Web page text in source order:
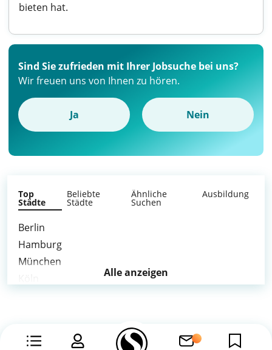
bieten hat.
Sind Sie zufrieden mit Ihrer Jobsuche bei uns?
Wir freuen uns von Ihnen zu hören.
Ja Nein
Top
Städte
Beliebte
Städte
Ähnliche
Suchen
Ausbildung
Berlin
Hamburg
München
Bremen
Alle anzeigen